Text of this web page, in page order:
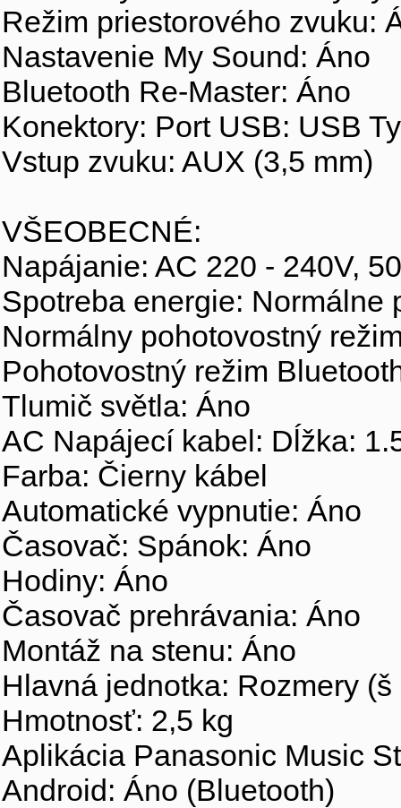
Režim priestorového zvuku:
Nastavenie My Sound: Áno
Bluetooth Re-Master: Áno
Konektory: Port USB: USB
Vstup zvuku: AUX (3,5 mm)
VŠEOBECNÉ:
Napájanie: AC 220 - 240V,
Spotreba energie: Normálne
Normálny pohotovostný
Pohotovostný režim
Tlumič světla: Áno
AC Napájecí kabel: Dĺžka:
Farba: Čierny kábel
Automatické vypnutie: Áno
Časovač: Spánok: Áno
Hodiny: Áno
Časovač prehrávania: Áno
Montáž na stenu: Áno
Hlavná jednotka: Rozmery
Hmotnosť: 2,5 kg
Aplikácia Panasonic Music
Android: Áno (Bluetooth)